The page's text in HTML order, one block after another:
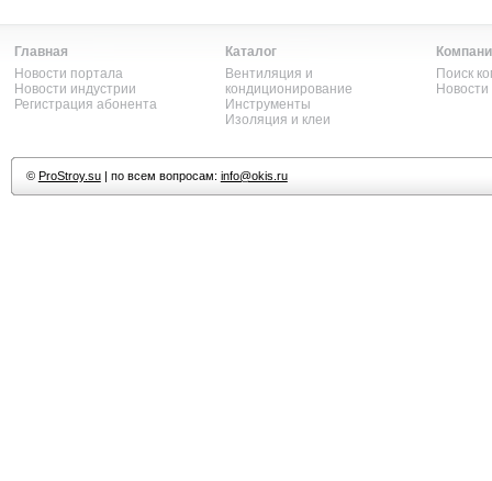
Главная
Новости портала
Новости индустрии
Регистрация абонента
Каталог
Вентиляция и
кондиционирование
Инструменты
Изоляция и клеи
Поиск
© ProStroy.su| по всем вопросам: info@okis.ru